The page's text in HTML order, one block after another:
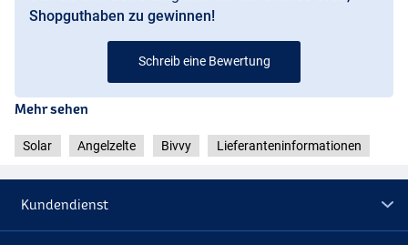
Shopguthaben zu gewinnen!
Schreib eine Bewertung
Mehr sehen
Solar Angelzelte Bivvy Lieferanteninformationen
Kundendienst